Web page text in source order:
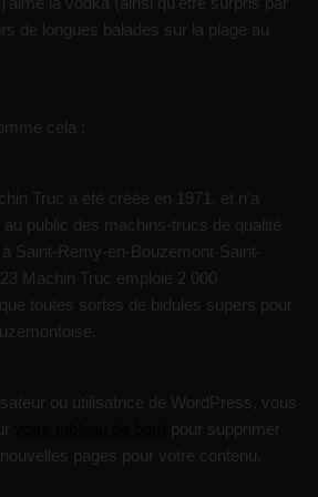
de longues balades sur la plage au
cela :
Truc a été créée en 1971, et n’a
public des machins-trucs de qualité
Saint-Remy-en-Bouzemont-Saint-
Machin Truc emploie 2 000
toutes sortes de bidules supers pour
ou utilisatrice de WordPress, vous
pour supprimer
pages pour votre contenu.